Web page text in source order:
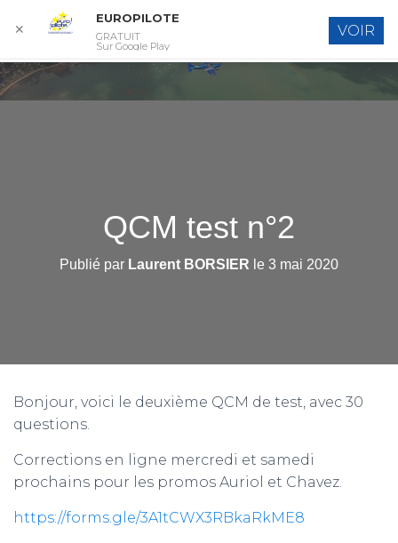
D
É
QCM test n°2
Publié par Laurent BORSIER le 3 mai 2020
Bonjour, voici le deuxième QCM de test, avec 30
questions.
Corrections en ligne mercredi et samedi
prochains pour les promos Auriol et Chavez.
https://forms.gle/3A1tCWX3RBkaRkME8
✕
EUROPILOTE
GRATUIT
Sur Google Play
VOIR